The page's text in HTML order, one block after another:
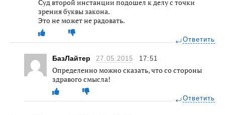
Суд второй инстанции подошел к делу с точки
зрения буквы закона.
Это не может не радовать.
Ответить
БазЛайтер 27.05.2015 17:51
Определенно можно сказать, что со стороны
здравого смысла!
Ответить